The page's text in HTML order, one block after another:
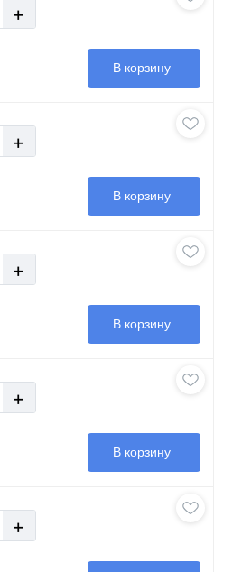
+
В корзину
+
В корзину
+
В корзину
+
В корзину
+